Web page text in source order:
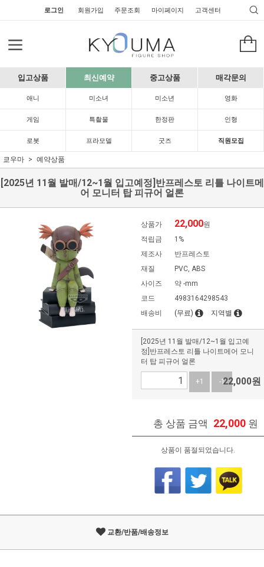
로그인 회원가입 주문조회 마이페이지 고객센터
입고상품 최신예약 중고상품 매각문의
애니 미소녀 미소년 영화
게임 특촬물 한정판 인형
로봇 프라모델 굿즈 직원모집
쿄우마 예약상품
[2025년 11월 발매/12~1월 입고예정]반프레스토 리틀 나이트메
어 모니터 탑 피규어 얼론
상품가 22,000원
적립금
1%
제조사
반프레스토
재질
PVC, ABS
사이즈
약 -mm
코드
4983164298543
배송비
(무료) 지역별
[2025년 11월 발매/12~1월 입고예
정]반프레스토 리틀 나이트메어 모니
터 탑 피규어 얼론
+1 -122,000원
총 상품 금액 22,000 원
상품이 품절되었습니다.
교환/반품/배송정보